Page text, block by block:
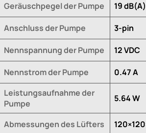
Geräuschpegel der Pumpe 19 dB(A)
Anschluss der Pumpe 3-pin
Nennspannung der Pumpe 12 VDC
Nennstrom der Pumpe
0.47 A
Leistungsaufnahme der
Pumpe
5.64 W
Abmessungen des Lüfters